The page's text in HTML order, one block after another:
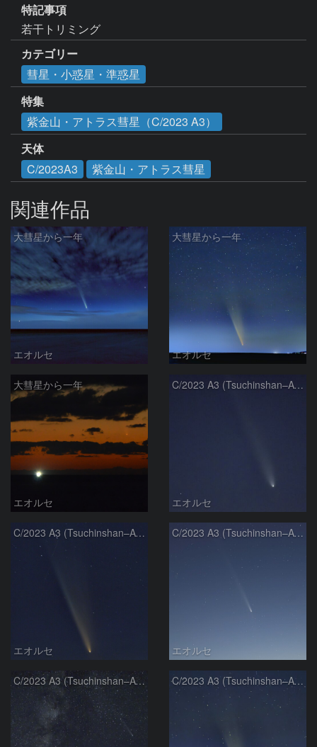
特記事項
若干トリミング
カテゴリー
彗星・小惑星・準惑星
特集
紫金山・アトラス彗星（C/2023 A3）
天体
C/2023A3
紫金山・アトラス彗星
関連作品
大彗星から一年
エオルセ
大彗星から一年
エオルセ
大彗星から一年
エオルセ
C/2023 A3 (Tsuchinshan–ATLAS)
エオルセ
C/2023 A3 (Tsuchinshan–ATLAS)
エオルセ
C/2023 A3 (Tsuchinshan–ATLAS)
エオルセ
C/2023 A3 (Tsuchinshan–ATLAS)と天の川 C/2023 A3 (Tsuchinshan–ATLAS)